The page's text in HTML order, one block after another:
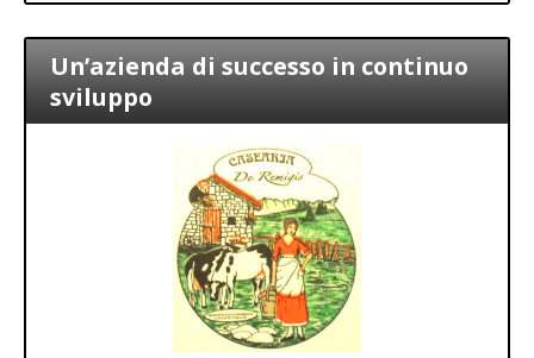
Un’azienda di successo in continuo
sviluppo